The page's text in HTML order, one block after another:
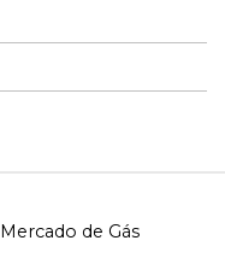
Mercado de Gás